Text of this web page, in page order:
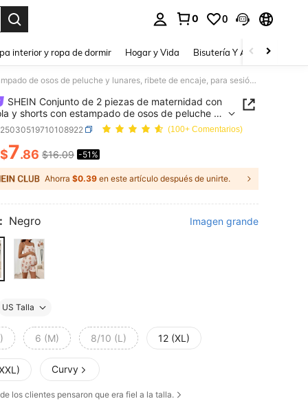
0 0
interior y ropa de dormir Hogar y Vida Bisutería Y Accesorios
SHEIN Conjunto de 2 piezas de maternidad con camisola y shorts con estampado de osos de peluche y lunares, ribete de encaje, para sesión de fotos casual de verano en negro para mujeres
SHEIN Conjunto de 2 piezas de maternidad con
y shorts con estampado de osos de peluche y
ribete de encaje, para sesión de fotos casual de
en negro para mujeres
(100+ Comentarios)
AND AVAILABILITY
$7.86 $16.09 -51%
Ahorra $0.39 en este artículo después de unirte.
Negro Imagen grande
US Talla
6 (M) 8/10 (L) 12 (XL)
Curvy
de los clientes pensaron que era fiel a la talla.